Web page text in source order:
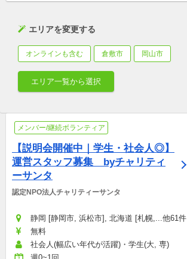
エリアを変更する
オンラインも含む 倉敷市 岡山市
エリア一覧から選択
メンバー/継続ボランティア
【説明会開催中｜学生・社会人◎】
運営スタッフ募集　byチャリティ
ーサンタ
認定NPO法人チャリティーサンタ
静岡 [静岡市, 浜松市], 北海道 [札幌,...他61件
無料
社会人(幅広い年代が活躍)・学生(大, 専)
週0~1回